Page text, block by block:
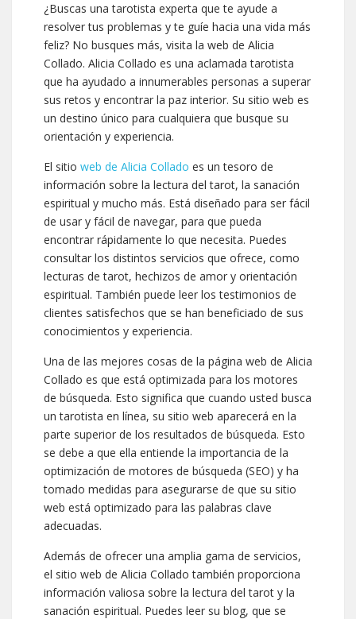
¿Buscas una tarotista experta que te ayude a
resolver tus problemas y te guíe hacia una vida más
feliz? No busques más, visita la web de Alicia
Collado. Alicia Collado es una aclamada tarotista
que ha ayudado a innumerables personas a superar
sus retos y encontrar la paz interior. Su sitio web es
un destino único para cualquiera que busque su
orientación y experiencia.
El sitio web de Alicia Collado es un tesoro de
información sobre la lectura del tarot, la sanación
espiritual y mucho más. Está diseñado para ser fácil
de usar y fácil de navegar, para que pueda
encontrar rápidamente lo que necesita. Puedes
consultar los distintos servicios que ofrece, como
lecturas de tarot, hechizos de amor y orientación
espiritual. También puede leer los testimonios de
clientes satisfechos que se han beneficiado de sus
conocimientos y experiencia.
Una de las mejores cosas de la página web de Alicia
Collado es que está optimizada para los motores
de búsqueda. Esto significa que cuando usted busca
un tarotista en línea, su sitio web aparecerá en la
parte superior de los resultados de búsqueda. Esto
se debe a que ella entiende la importancia de la
optimización de motores de búsqueda (SEO) y ha
tomado medidas para asegurarse de que su sitio
web está optimizado para las palabras clave
adecuadas.
Además de ofrecer una amplia gama de servicios,
el sitio web de Alicia Collado también proporciona
información valiosa sobre la lectura del tarot y la
sanación espiritual. Puedes leer su blog, que se